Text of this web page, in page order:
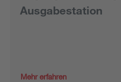
Ausgabestation
Mehr erfahren